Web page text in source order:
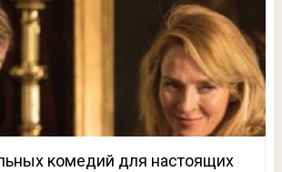
комедий для настоящих